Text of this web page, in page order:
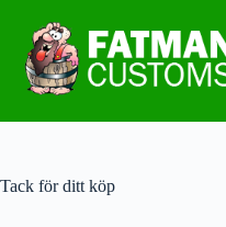
Tack för ditt köp